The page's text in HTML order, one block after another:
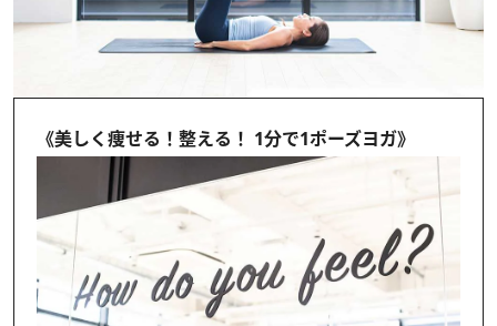
《美しく痩せる！整える！ 1分で1ポーズヨガ》